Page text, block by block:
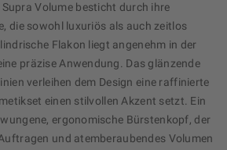
Supra Volume besticht durch ihre
die sowohl luxuriös als auch zeitlos
Flakon liegt angenehm in der
präzise Anwendung. Das glänzende
verleihen dem Design eine raffinierte
einen stilvollen Akzent setzt. Ein
ergonomische Bürstenkopf, der
und atemberaubendes Volumen